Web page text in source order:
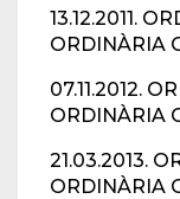
13.12.2011.
ORDINÀRIA
07.11.2012.
ORDINÀRIA
21.03.2013.
ORDINÀRIA